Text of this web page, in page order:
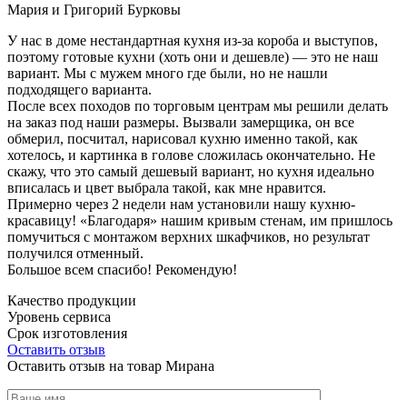
Мария и Григорий Бурковы
У нас в доме нестандартная кухня из-за короба и выступов,
поэтому готовые кухни (хоть они и дешевле) — это не наш
вариант. Мы с мужем много где были, но не нашли
подходящего варианта.
После всех походов по торговым центрам мы решили делать
на заказ под наши размеры. Вызвали замерщика, он все
обмерил, посчитал, нарисовал кухню именно такой, как
хотелось, и картинка в голове сложилась окончательно. Не
скажу, что это самый дешевый вариант, но кухня идеально
вписалась и цвет выбрала такой, как мне нравится.
Примерно через 2 недели нам установили нашу кухню-
красавицу! «Благодаря» нашим кривым стенам, им пришлось
помучиться с монтажом верхних шкафчиков, но результат
получился отменный.
Большое всем спасибо! Рекомендую!
Качество продукции
Уровень сервиса
Срок изготовления
Оставить отзыв
Оставить отзыв на товар Мирана